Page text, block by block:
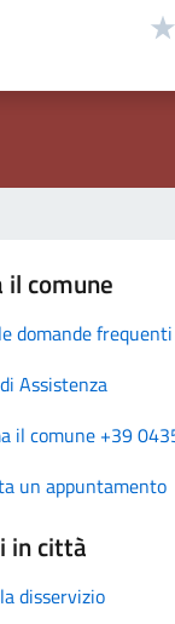
comune
domande frequenti
Assistenza
il comune +39
un appuntamento
in città
disservizio